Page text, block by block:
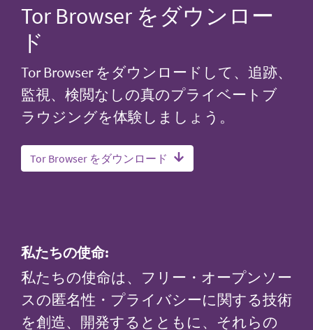
Tor Browser をダウンロー
ド
Tor Browser をダウンロードして、追跡、
監視、検閲なしの真のプライベートブ
ラウジングを体験しましょう。
Tor Browser をダウンロード
私たちの使命:
私たちの使命は、フリー・オープンソー
スの匿名性・プライバシーに関する技術
を創造、開発するとともに、それらの